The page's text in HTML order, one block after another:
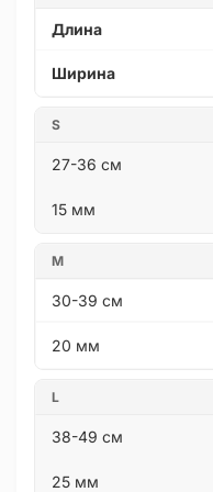
Длина
Ширина
S
27-36 см
15 мм
M
30-39 см
20 мм
L
38-49 см
25 мм